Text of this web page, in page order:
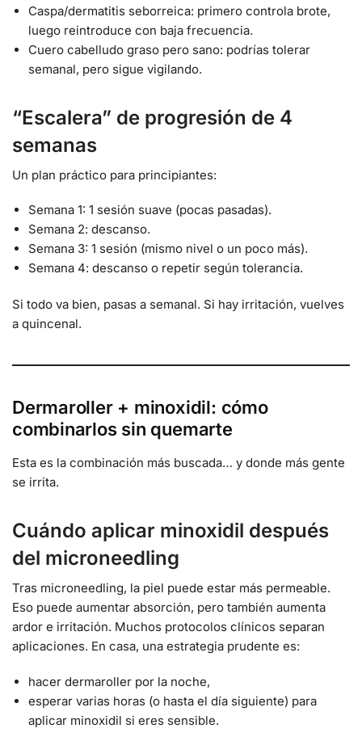
Caspa/dermatitis seborreica: primero controla brote,
luego reintroduce con baja frecuencia.
Cuero cabelludo graso pero sano: podrías tolerar
semanal, pero sigue vigilando.
“Escalera” de progresión de 4
semanas
Un plan práctico para principiantes:
Semana 1: 1 sesión suave (pocas pasadas).
Semana 2: descanso.
Semana 3: 1 sesión (mismo nivel o un poco más).
Semana 4: descanso o repetir según tolerancia.
Si todo va bien, pasas a semanal. Si hay irritación, vuelves
a quincenal.
Dermaroller + minoxidil: cómo
combinarlos sin quemarte
Esta es la combinación más buscada… y donde más gente
se irrita.
Cuándo aplicar minoxidil después
del microneedling
Tras microneedling, la piel puede estar más permeable.
Eso puede aumentar absorción, pero también aumenta
ardor e irritación. Muchos protocolos clínicos separan
aplicaciones. En casa, una estrategia prudente es:
hacer dermaroller por la noche,
esperar varias horas (o hasta el día siguiente) para
aplicar minoxidil si eres sensible.